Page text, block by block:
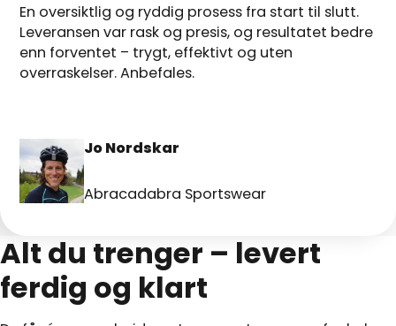
En oversiktlig og ryddig prosess fra start til slutt.
Leveransen var rask og presis, og resultatet bedre
enn forventet – trygt, effektivt og uten
overraskelser. Anbefales.
Jo Nordskar
Abracadabra Sportswear
Alt du trenger – levert
ferdig og klart